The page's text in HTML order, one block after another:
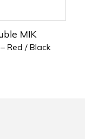
MIK
Red / Black